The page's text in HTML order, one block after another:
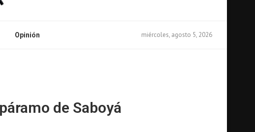
Opinión miércoles, agosto 5, 2026
de Saboyá